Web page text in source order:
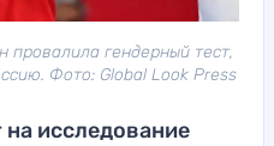
гендерный тест,
Фото: Global Look Press
на исследование